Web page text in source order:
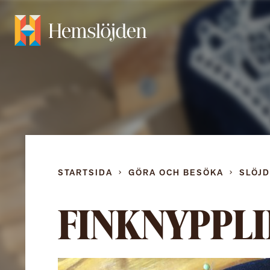
STARTSIDA GÖRA OCH BESÖKA